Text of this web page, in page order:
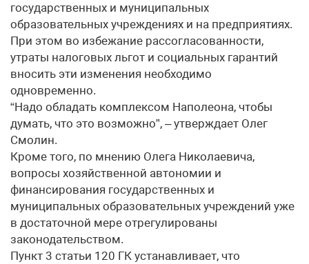
государственных и муниципальных
образовательных учреждениях и на предприятиях.
При этом во избежание рассогласованности,
утраты налоговых льгот и социальных гарантий
вносить эти изменения необходимо
одновременно.
“Надо обладать комплексом Наполеона, чтобы
думать, что это возможно”, – утверждает Олег
Смолин.
Кроме того, по мнению Олега Николаевича,
вопросы хозяйственной автономии и
финансирования государственных и
муниципальных образовательных учреждений уже
в достаточной мере отрегулированы
законодательством.
Пункт 3 статьи 120 ГК устанавливает, что